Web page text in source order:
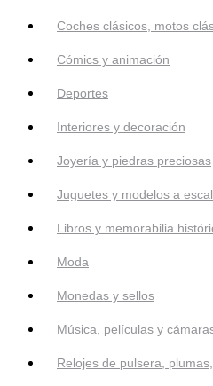
Coches clásicos, motos
Cómics y animación
Deportes
Interiores y decoración
Joyería y piedras preciosas
Juguetes y modelos a
Libros y memorabilia
Moda
Monedas y sellos
Música, películas y
Relojes de pulsera,